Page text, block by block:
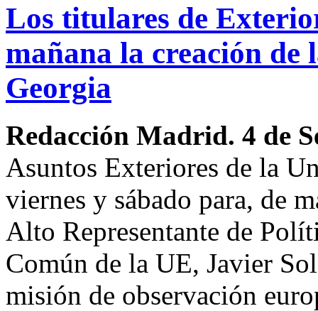
Los titulares de
mañana la creación de
Georgia
Redacción Madrid. 4 de
Asuntos Exteriores de la
viernes y sábado para, de
Alto Representante de
Común de la UE, Javier
misión de observación